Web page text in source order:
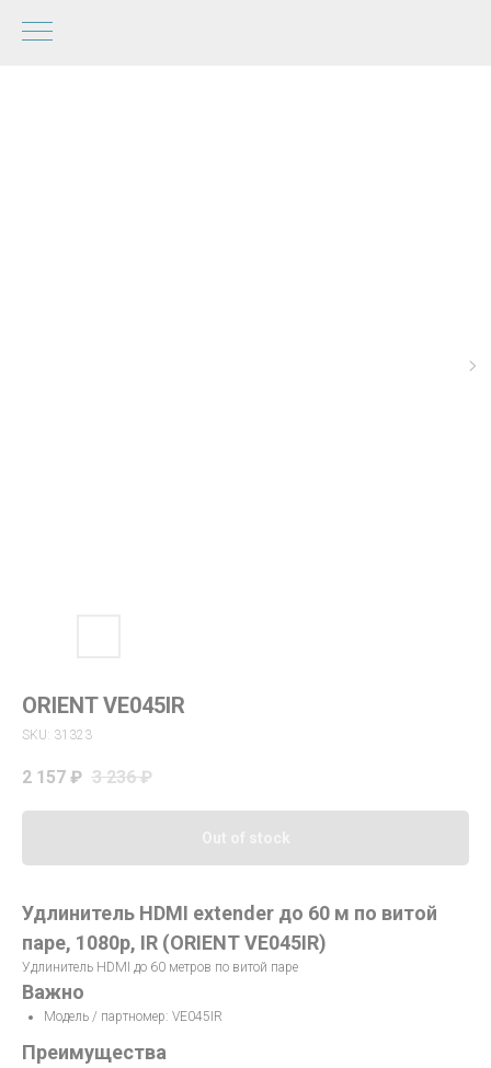
ORIENT VE045IR
SKU: 31323
2 157 ₽ 3 236 ₽
Удлинитель HDMI extender до 60 м по витой
паре, 1080p, IR (ORIENT VE045IR)
Удлинитель HDMI до 60 метров по витой паре
Важно
Модель / партномер: VE045IR
Преимущества